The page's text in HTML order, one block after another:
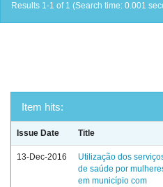
Results 1-1 of 1 (Search time: 0.001
Item hits:
Issue Date Title
13-Dec-2016
Utilização dos
de saúde por
em município com